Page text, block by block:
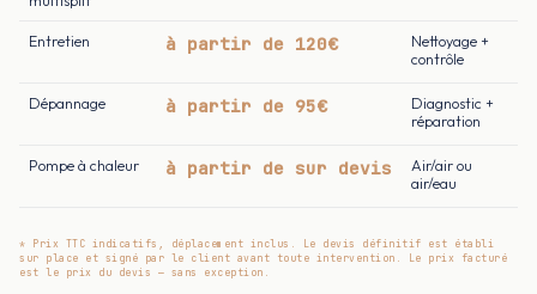
Entretien à partir de 120€
Nettoyage +
contrôle
Dépannage à partir de 95€
Diagnostic +
réparation
Pompe à chaleur à partir de sur devis
Air/air ou
air/eau
* Prix TTC indicatifs, déplacement inclus. Le devis définitif est établi
sur place et signé par le client avant toute intervention. Le prix facturé
est le prix du devis — sans exception.